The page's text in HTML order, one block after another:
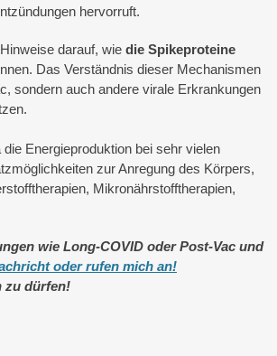
hervorruft.
darauf, wie die Spikeproteine
Das Verständnis dieser Mechanismen
sondern auch andere virale Erkrankungen
Energieproduktion bei sehr vielen
zur Anregung des Körpers,
Mikronährstofftherapien,
wie Long-COVID oder Post-Vac und
oder rufen mich an!
zu dürfen!